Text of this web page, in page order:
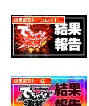
編集部取材［スロット対象機種アリ］
編集部取材［虹］